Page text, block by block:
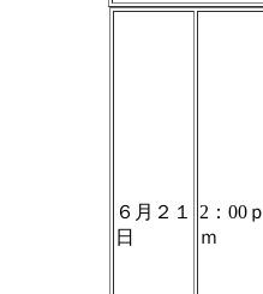
６月２１
日
2：00ｐ
ｍ